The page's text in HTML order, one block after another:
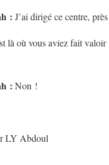
: J’ai dirigé ce centre,
là où vous aviez fait valoir
: Non !
LY Abdoul